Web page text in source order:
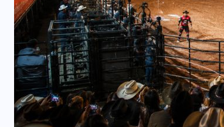
IA generativa na
que professores estão
entre novas
novos riscos em sala de
segundo Sigma
AGOSTO 4, 2026